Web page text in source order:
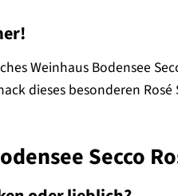
Weinhaus Bodensee
dieses besonderen
Secco